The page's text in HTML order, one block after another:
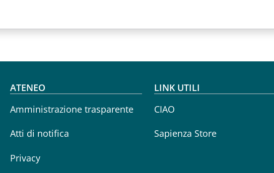
Footer menu
ATENEO
Amministrazione trasparente
Atti di notifica
Privacy
LINK UTILI
CIAO
Sapienza Store